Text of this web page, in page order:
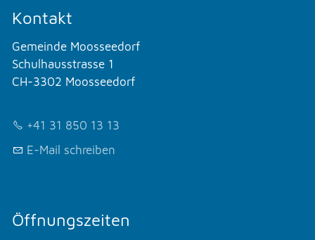
Kontakt
Gemeinde Moosseedorf
Schulhausstrasse 1
CH-3302 Moosseedorf
+41 31 850 13 13
E-Mail schreiben
Öffnungszeiten